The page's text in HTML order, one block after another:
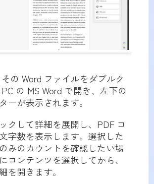
の Word ファイルをダブルク
の MS Word で開き、左下の
ーが表示されます。
クして詳細を展開し、PDF コ
字数を表示します。選択した
みのカウントを確認したい場
コンテンツを選択してから、
を開きます。